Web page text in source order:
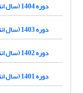
دوره 1404 (سال انتشار 1404)
دوره 1403 (سال انتشار 1403)
دوره 1402 (سال انتشار 1402)
دوره 1401 (سال انتشار 1401)